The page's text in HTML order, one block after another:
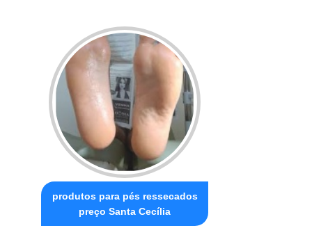
produtos para pés ressecados
preço Santa Cecília